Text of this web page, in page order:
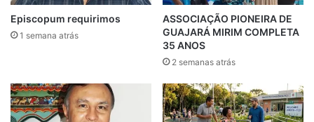
Episcopum requirimos
1 semana atrás
ASSOCIAÇÃO PIONEIRA DE
GUAJARÁ MIRIM COMPLETA
35 ANOS
2 semanas atrás